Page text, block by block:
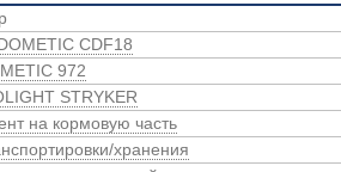
CDF18
972
STRYKER
на кормовую часть
хранения